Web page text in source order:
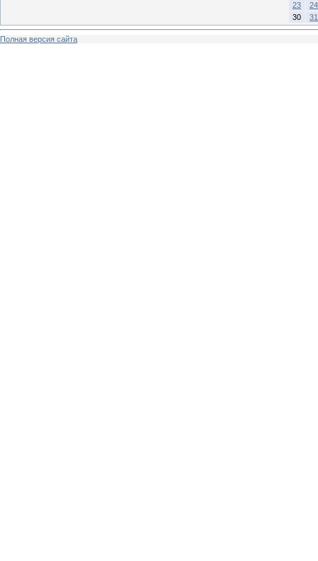
23
24
30
31
Полная версия сайта